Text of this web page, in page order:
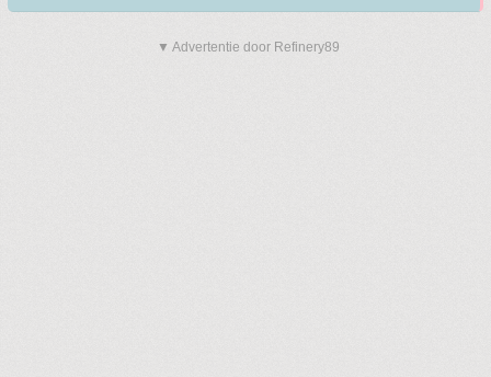
▼ Advertentie door Refinery89